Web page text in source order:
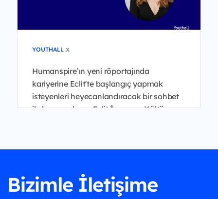
YOUTHALL x
Humanspire’ın yeni röportajında
kariyerine Eclit'te başlangıç yapmak
isteyenleri heyecanlandıracak bir sohbet
ile karşınızdayız. Eclit İnsan ve Kültür
Bizimle İletişime